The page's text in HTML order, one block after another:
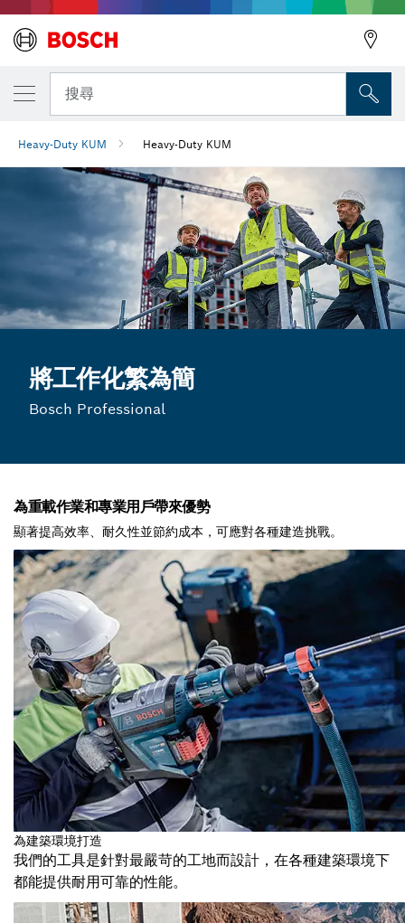
搜尋
Heavy-Duty KUM Heavy-Duty KUM
將工作化繁為簡
Bosch Professional
為重載作業和專業用戶帶來優勢
顯著提高效率、耐久性並節約成本，可應對各種建造挑戰。
為建築環境打造
我們的工具是針對最嚴苛的工地而設計，在各種建築環境下
都能提供耐用可靠的性能。